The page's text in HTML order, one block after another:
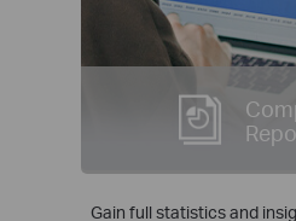
Gain full statistics and